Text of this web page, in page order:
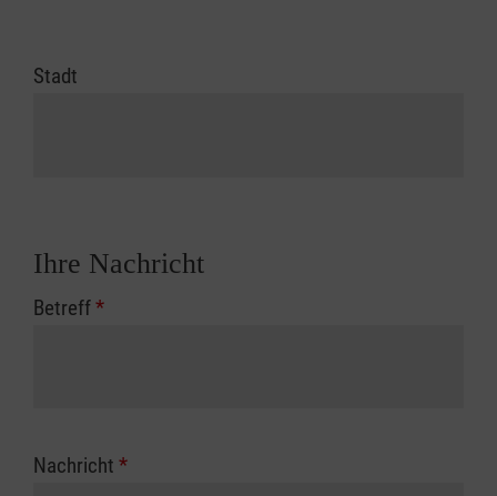
Stadt
Ihre Nachricht
Betreff*
Nachricht *